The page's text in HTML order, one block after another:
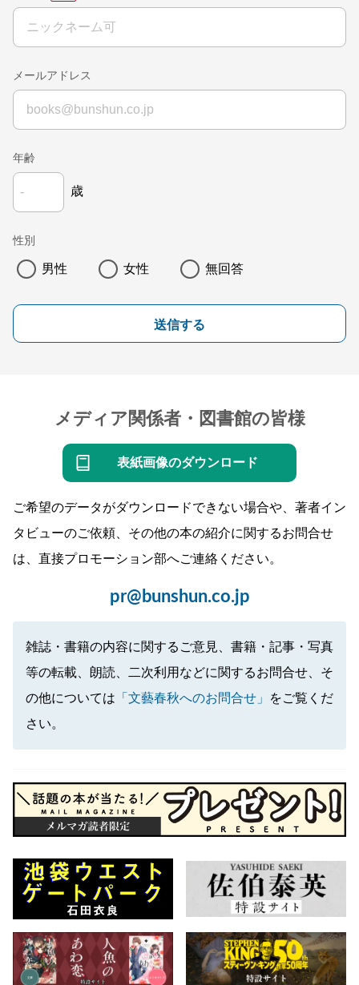
メールアドレス
年齢
歳
性別
男性 女性 無回答
送信する
メディア関係者・図書館の皆様
表紙画像のダウンロード
ご希望のデータがダウンロードできない場合や、著者イン
タビューのご依頼、その他の本の紹介に関するお問合せ
は、直接プロモーション部へご連絡ください。
pr@bunshun.co.jp
雑誌・書籍の内容に関するご意見、書籍・記事・写真
等の転載、朗読、二次利用などに関するお問合せ、そ
の他については 「文藝春秋へのお問合せ」
をご覧くだ
さい。